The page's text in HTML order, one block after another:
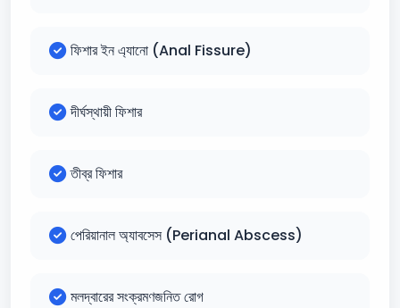
ফিশার ইন এ্যানো (Anal Fissure)
দীর্ঘস্থায়ী ফিশার
তীব্র ফিশার
পেরিয়ানাল অ্যাবসেস (Perianal Abscess)
মলদ্বারের সংক্রমণজনিত রোগ